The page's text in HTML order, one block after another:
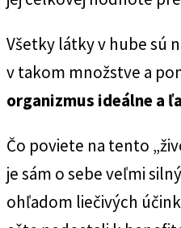
Všetky látky v hube sú
v takom množstve a
organizmus ideálne a
Čo poviete na tento
je sám o sebe veľmi
ohľadom liečivých